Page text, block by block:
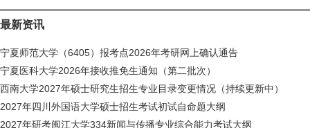
最新资讯
宁夏师范大学（6405）报考点2026年考研网上确认通告
宁夏医科大学2026年接收推免生通知（第二批次）
西南大学2027年硕士研究生招生专业目录变更情况（持续更新中）
2027年四川外国语大学硕士招生考试初试自命题大纲
2027年研考闽江大学334新闻与传播专业综合能力考试大纲